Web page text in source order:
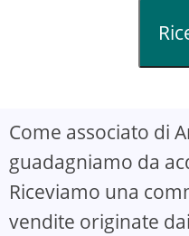
Come associato di
guadagniamo da
Riceviamo una
vendite originate